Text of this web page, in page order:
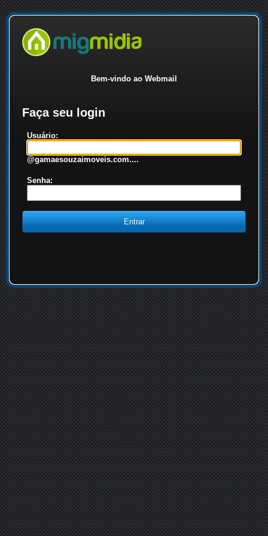
Bem-vindo ao Webmail
Faça seu login
Usuário:
@gamaesouzaimoveis.com....
Senha: